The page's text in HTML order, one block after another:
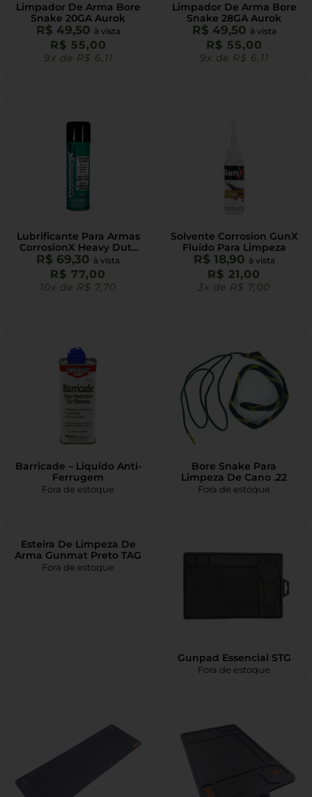
Limpador De Arma Bore
Snake 20GA Aurok
R$ 49,50 à vista
R$ 55,00
9x de R$ 6,11
Limpador De Arma Bore
Snake 28GA Aurok
R$ 49,50 à vista
R$ 55,00
9x de R$ 6,11
Lubrificante Para Armas
CorrosionX Heavy Duty
300ml
R$ 69,30 à vista
R$ 77,00
10x de R$ 7,70
Solvente Corrosion GunX
Fluído Para Limpeza
R$ 18,90 à vista
R$ 21,00
3x de R$ 7,00
Barricade – Liquido Anti-
Ferrugem
Fora de estoque
Bore Snake Para
Limpeza De Cano .22
Fora de estoque
Esteira De Limpeza De
Arma Gunmat Preto TAG
Fora de estoque
Gunpad Essencial STG
Fora de estoque